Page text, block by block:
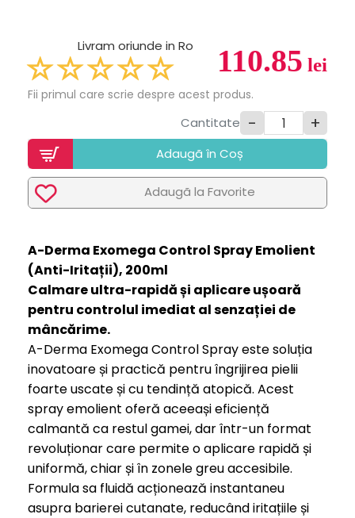
110.85 lei
Livram oriunde in Ro
Fii primul care scrie despre acest produs.
Cantitate - +
Adaugã în Coș
Adaugã la Favorite
A-Derma Exomega Control Spray Emolient
(Anti-Iritații), 200ml
Calmare ultra-rapidă și aplicare ușoară
pentru controlul imediat al senzației de
mâncărime.
A-Derma Exomega Control Spray este soluția
inovatoare și practică pentru îngrijirea pielii
foarte uscate și cu tendință atopică. Acest
spray emolient oferă aceeași eficiență
calmantă ca restul gamei, dar într-un format
revoluționar care permite o aplicare rapidă și
uniformă, chiar și în zonele greu accesibile.
Formula sa fluidă acționează instantaneu
asupra barierei cutanate, reducând iritațiile și